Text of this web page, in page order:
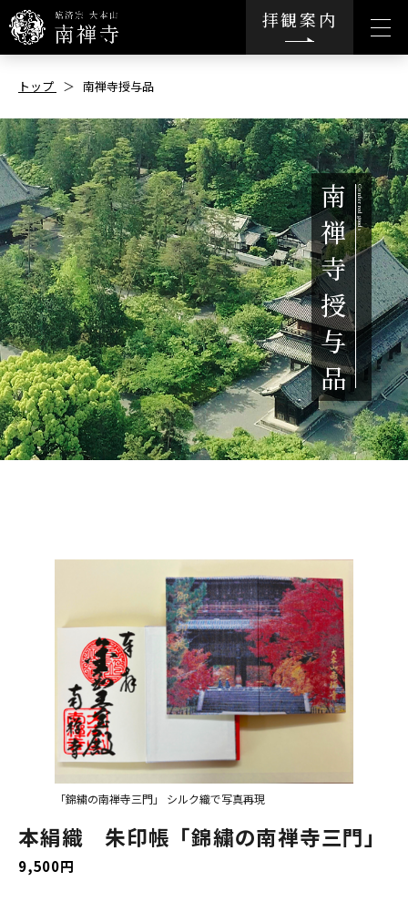
拝観案内
トップ 南禅寺授与品
南
禅
寺
授
与
品
「錦繍の南禅寺三門」 シルク織で写真再現
本絹織 朱印帳「錦繍の南禅寺三門」
9,500円